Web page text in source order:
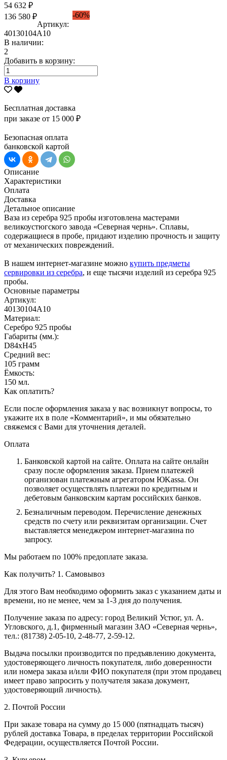
54 632 ₽
136 580 ₽
-60%
Артикул:
40130104А10
В наличии:
2
Добавить в корзину:
В корзину
Бесплатная доставка
при заказе от 15 000 ₽
Безопасная оплата
банковской картой
Описание
Характеристики
Оплата
Доставка
Детальное описание
Ваза из серебра 925 пробы изготовлена мастерами
великоустюгского завода «Северная чернь». Сплавы,
содержащиеся в пробе, придают изделию прочность и защиту
от механических повреждений.
В нашем интернет-магазине можно купить предметы
сервировки из серебра, и еще тысячи изделий из серебра 925
пробы.
Основные параметры
Артикул:
40130104А10
Материал:
Серебро 925 пробы
Габариты (мм.):
D84хH45
Средний вес:
105 грамм
Ёмкость:
150 мл.
Как оплатить?
Если после оформления заказа у вас возникнут вопросы, то
укажите их в поле «Комментарий», и мы обязательно
свяжемся с Вами для уточнения деталей.
Оплата
Банковской картой на сайте. Оплата на сайте онлайн
сразу после оформления заказа. Прием платежей
организован платежным агрегатором ЮKassa. Он
позволяет осуществлять платежи по кредитным и
дебетовым банковским картам российских банков.
Безналичным переводом. Перечисление денежных
средств по счету или реквизитам организации. Счет
выставляется менеджером интернет-магазина по
запросу.
Мы работаем по 100% предоплате заказа.
Как получить? 1. Самовывоз
Для этого Вам необходимо оформить заказ с указанием даты и
времени, но не менее, чем за 1-3 дня до получения.
Получение заказа по адресу: город Великий Устюг, ул. А.
Угловского, д.1, фирменный магазин ЗАО «Северная чернь»,
тел.: (81738) 2-05-10, 2-48-77, 2-59-12.
Выдача посылки производится по предъявлению документа,
удостоверяющего личность покупателя, либо доверенности
или номера заказа и/или ФИО покупателя (при этом продавец
имеет право запросить у получателя заказа документ,
удостоверяющий личность).
2. Почтой России
При заказе товара на сумму до 15 000 (пятнадцать тысяч)
рублей доставка Товара, в пределах территории Российской
Федерации, осуществляется Почтой России.